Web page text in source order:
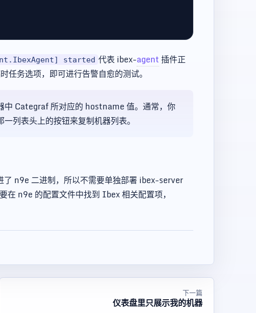
started 代表 ibex-agent插件正
务选项，即可进行告警自愈的测试。
中 Categraf 所对应的 hostname 值。通常，你
列表头上的按钮来复制机器列表。
n9e 二进制，所以不需要单独部署 ibex-server
n9e 的配置文件中找到 Ibex 相关配置项，
下一篇
仪表盘里只展示我的机器